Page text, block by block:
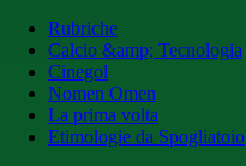
Rubriche
Calcio &amp; Tecnologia
Cinegol
Nomen Omen
La prima volta
Etimologie da Spogliatoio